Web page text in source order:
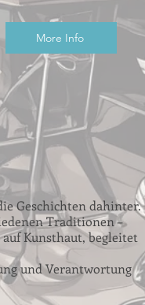
More Info
Geschichten dahinter.
Traditionen –
Kunsthaut, begleitet
und Verantwortung